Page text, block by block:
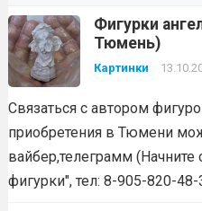
Фигурки
Тюмень)
Картинки
Связаться с автором
приобретения в Тюмени
вайбер,телеграмм
фигурки", тел: 8-905-820-